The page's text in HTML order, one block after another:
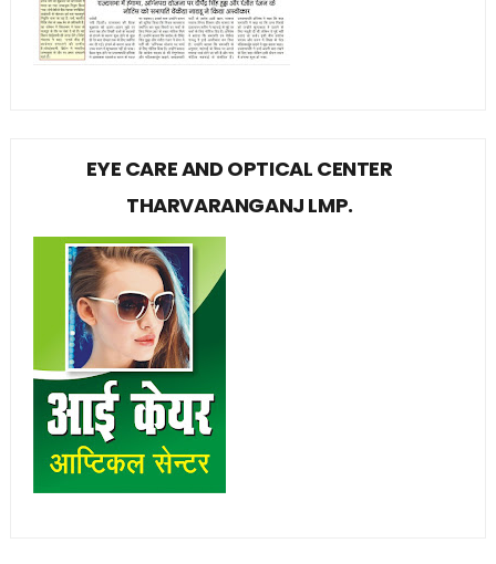
EYE CARE AND OPTICAL CENTER
THARVARANGANJ LMP.